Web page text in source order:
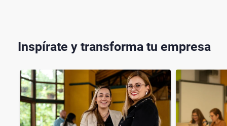
Inspírate y transforma tu empresa